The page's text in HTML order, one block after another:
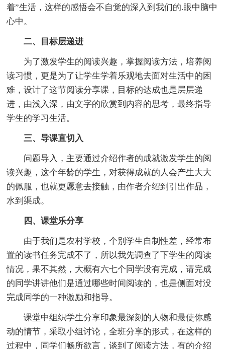
着”生活，这样的感悟会不自觉的深入到我们的.眼中脑中
心中。
二、目标层递进
为了激发学生的阅读兴趣，掌握阅读方法，培养阅
读习惯，更是为了让学生学着乐观地去面对生活中的困
难，设计了这节阅读分享课，目标的达成也是层层递
进，由浅入深，由文字的欣赏到内容的思考，最终指导
学生的学习生活。
三、导课直切入
问题导入，主要通过介绍作者的成就激发学生的阅
读兴趣，这个年龄的学生，对获得成就的人会产生大大
的佩服，也就更愿意去接触，由作者介绍到引出作品，
水到渠成。
四、课堂乐分享
由于我们是农村学校，个别学生自制性差，经常布
置的读书任务完成不了，所以我先调查了下学生的阅读
情况，果不其然，大概有六七个同学没有完成，请完成
的同学讲讲他们是通过哪些时间阅读的，也是侧面对没
完成同学的一种激励和指导。
课堂中组织学生分享印象最深刻的人物和最使你感
动的情节，采取小组讨论，全班分享的形式，在这样的
过程中，同学们畅所欲言，谈到了阅读方法，有的介绍